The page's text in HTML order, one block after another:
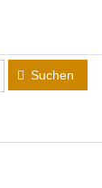
Suchen